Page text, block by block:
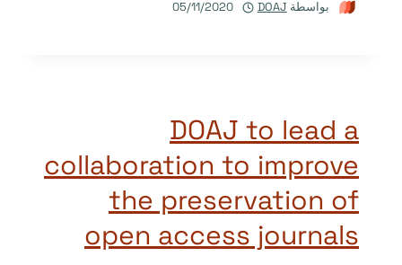
بواسطة DOAJ
05/11/2020
DOAJ to lead a
collaboration to improve
the preservation of
open access journals